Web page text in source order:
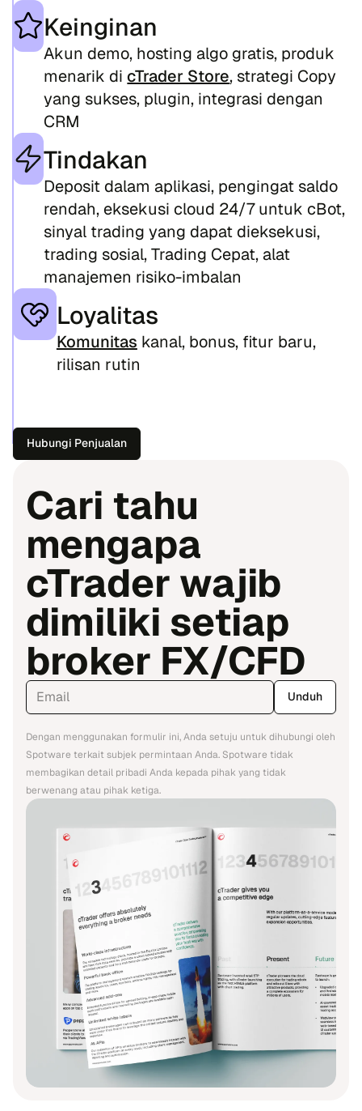
Keinginan
Akun demo, hosting algo gratis, produk
menarik dicTrader Store, strategi Copy
yang sukses, plugin, integrasi dengan
CRM
Tindakan
Deposit dalam aplikasi, pengingat saldo
rendah, eksekusi cloud 24/7 untuk cBot,
sinyal trading yang dapat dieksekusi,
trading sosial, Trading Cepat, alat
manajemen risiko-imbalan
Loyalitas
Komunitas kanal, bonus, fitur baru,
rilisan rutin
Hubungi Penjualan
Cari tahu
mengapa
cTrader wajib
dimiliki setiap
broker FX/CFD
*
Unduh
Dengan menggunakan formulir ini, Anda setuju untuk dihubungi oleh
Spotware terkait subjek permintaan Anda. Spotware tidak
membagikan detail pribadi Anda kepada pihak yang tidak
berwenang atau pihak ketiga.